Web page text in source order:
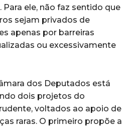
ele, não faz sentido que
sejam privados de
apenas por barreiras
ou excessivamente
dos Deputados está
dois projetos do
voltados ao apoio de
raras. O primeiro propõe a